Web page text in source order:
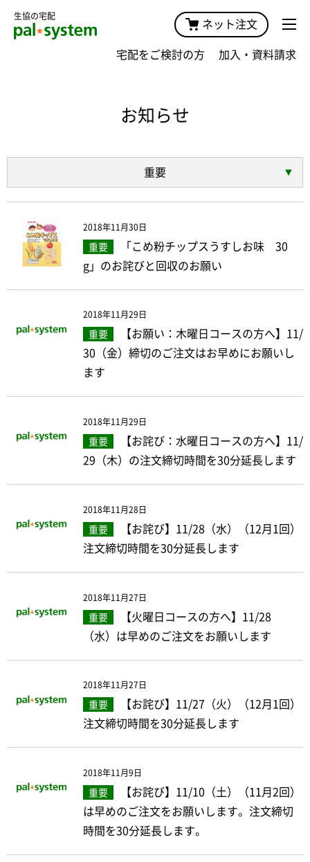
生協の宅配
ネット注文
宅配をご検討の方 加入・資料請求
お知らせ
重要
2018年11月30日
重要
「こめ粉チップスうすしお味 30
g」のお詫びと回収のお願い
2018年11月29日
重要
【お願い：木曜日コースの方へ】11/
30（金）締切のご注文はお早めにお願いし
ます
2018年11月29日
重要
【お詫び：水曜日コースの方へ】11/
29（木）の注文締切時間を30分延長します
2018年11月28日
重要
【お詫び】11/28（水）（12月1回）
注文締切時間を30分延長します
2018年11月27日
重要
【火曜日コースの方へ】11/28
（水）は早めのご注文をお願いします
2018年11月27日
重要
【お詫び】11/27（火）（12月1回）
注文締切時間を30分延長します
2018年11月9日
重要
【お詫び】11/10（土）（11月2回）
は早めのご注文をお願いします。注文締切
時間を30分延長します。